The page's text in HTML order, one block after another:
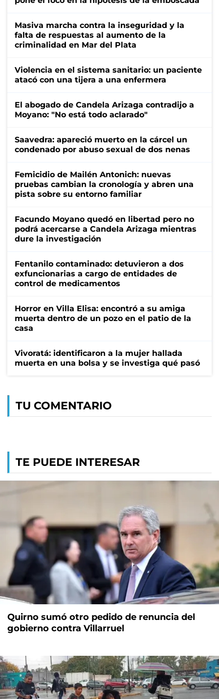
Masiva marcha contra la inseguridad y la
falta de respuestas al aumento de la
criminalidad en Mar del Plata
Violencia en el sistema sanitario: un paciente
atacó con una tijera a una enfermera
El abogado de Candela Arizaga contradijo a
Moyano: "No está todo aclarado"
Saavedra: apareció muerto en la cárcel un
condenado por abuso sexual de dos nenas
Femicidio de Mailén Antonich: nuevas
pruebas cambian la cronología y abren una
pista sobre su entorno familiar
Facundo Moyano quedó en libertad pero no
podrá acercarse a Candela Arizaga mientras
dure la investigación
Fentanilo contaminado: detuvieron a dos
exfuncionarias a cargo de entidades de
control de medicamentos
Horror en Villa Elisa: encontró a su amiga
muerta dentro de un pozo en el patio de la
casa
Vivoratá: identificaron a la mujer hallada
muerta en una bolsa y se investiga qué pasó
TU COMENTARIO
TE PUEDE INTERESAR
Quirno sumó otro pedido de renuncia del
gobierno contra Villarruel